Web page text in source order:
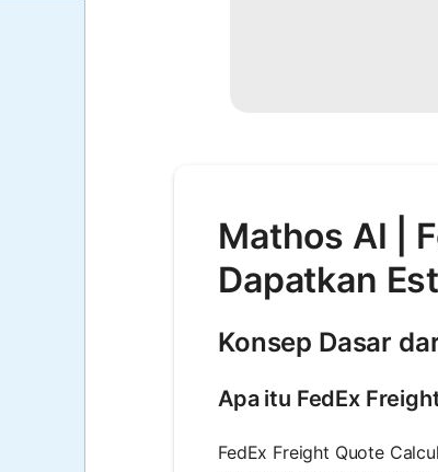
Mathos AI |
Dapatkan
Konsep Dasar
Apa itu FedEx
FedEx Freight Quote